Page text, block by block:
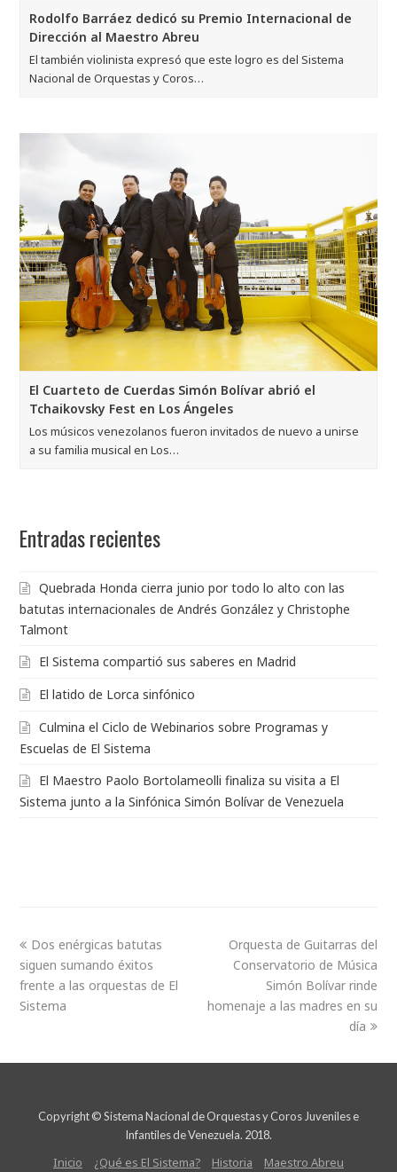
Rodolfo Barráez dedicó su Premio Internacional de
Dirección al Maestro Abreu
El también violinista expresó que este logro es del Sistema
Nacional de Orquestas y Coros…
El Cuarteto de Cuerdas Simón Bolívar abrió el
Tchaikovsky Fest en Los Ángeles
Los músicos venezolanos fueron invitados de nuevo a unirse
a su familia musical en Los…
Entradas recientes
Quebrada Honda cierra junio por todo lo alto con las
batutas internacionales de Andrés González y Christophe
Talmont
El Sistema compartió sus saberes en Madrid
El latido de Lorca sinfónico
Culmina el Ciclo de Webinarios sobre Programas y
Escuelas de El Sistema
El Maestro Paolo Bortolameolli finaliza su visita a El
Sistema junto a la Sinfónica Simón Bolívar de Venezuela
Dos enérgicas batutas
siguen sumando éxitos
frente a las orquestas de El
Sistema
Orquesta de Guitarras del
Conservatorio de Música
Simón Bolívar rinde
homenaje a las madres en su
día
Copyright © Sistema Nacional de Orquestas y Coros Juveniles e
Infantiles de Venezuela. 2018.
Inicio ¿Qué es El Sistema? Historia Maestro Abreu